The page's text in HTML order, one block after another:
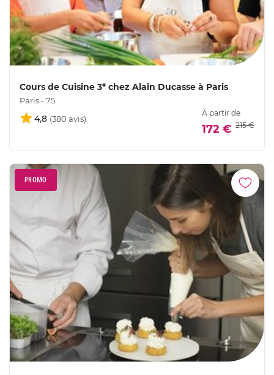
Cours de Cuisine 3* chez Alain Ducasse à Paris
Paris - 75
4,8
À partir de
172 € 215 €
PROMO